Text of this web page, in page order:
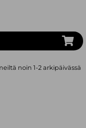
noin 1-2 arkipäivässä